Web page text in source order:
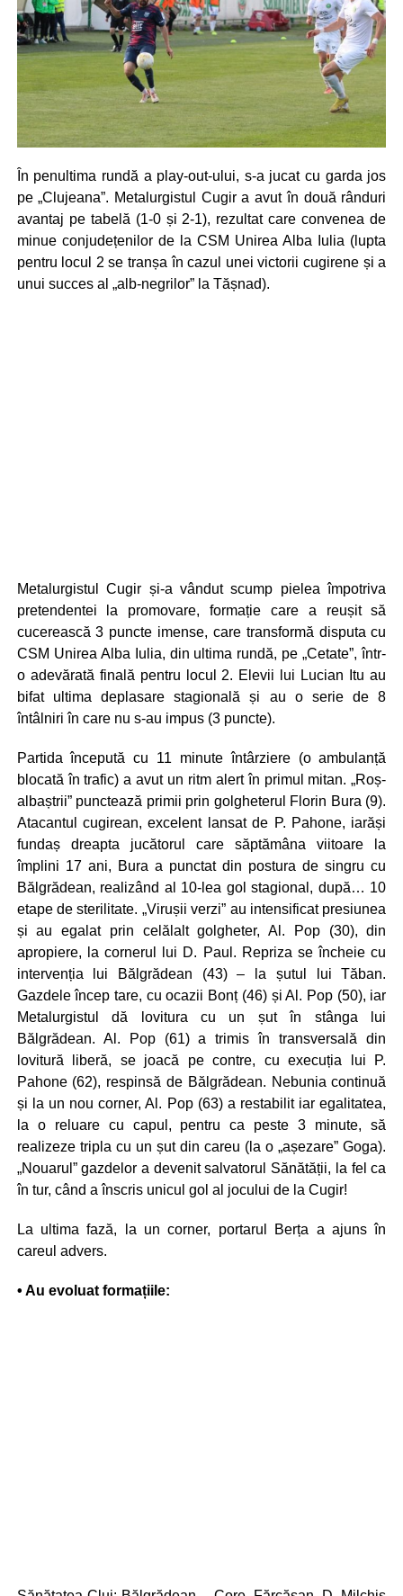
În penultima rundă a play-out-ului, s-a jucat cu garda jos
pe „Clujeana”. Metalurgistul Cugir a avut în două rânduri
avantaj pe tabelă (1-0 și 2-1), rezultat care convenea de
minue conjudețenilor de la CSM Unirea Alba Iulia (lupta
pentru locul 2 se tranșa în cazul unei victorii cugirene și a
unui succes al „alb-negrilor” la Tășnad).
Metalurgistul Cugir și-a vândut scump pielea împotriva
pretendentei la promovare, formație care a reușit să
cucerească 3 puncte imense, care transformă disputa cu
CSM Unirea Alba Iulia, din ultima rundă, pe „Cetate”, într-
o adevărată finală pentru locul 2. Elevii lui Lucian Itu au
bifat ultima deplasare stagională și au o serie de 8
întâlniri în care nu s-au impus (3 puncte).
Partida începută cu 11 minute întârziere (o ambulanță
blocată în trafic) a avut un ritm alert în primul mitan. „Roș-
albaștrii” punctează primii prin golgheterul Florin Bura (9).
Atacantul cugirean, excelent lansat de P. Pahone, iarăși
fundaș dreapta jucătorul care săptămâna viitoare la
împlini 17 ani, Bura a punctat din postura de singru cu
Bălgrădean, realizând al 10-lea gol stagional, după… 10
etape de sterilitate. „Virușii verzi” au intensificat presiunea
și au egalat prin celălalt golgheter, Al. Pop (30), din
apropiere, la cornerul lui D. Paul. Repriza se încheie cu
intervenția lui Bălgrădean (43) – la șutul lui Tăban.
Gazdele încep tare, cu ocazii Bonț (46) și Al. Pop (50), iar
Metalurgistul dă lovitura cu un șut în stânga lui
Bălgrădean. Al. Pop (61) a trimis în transversală din
lovitură liberă, se joacă pe contre, cu execuția lui P.
Pahone (62), respinsă de Bălgrădean. Nebunia continuă
și la un nou corner, Al. Pop (63) a restabilit iar egalitatea,
la o reluare cu capul, pentru ca peste 3 minute, să
realizeze tripla cu un șut din careu (la o „așezare” Goga).
„Nouarul” gazdelor a devenit salvatorul Sănătății, la fel ca
în tur, când a înscris unicul gol al jocului de la Cugir!
La ultima fază, la un corner, portarul Berța a ajuns în
careul advers.
• Au evoluat formațiile: